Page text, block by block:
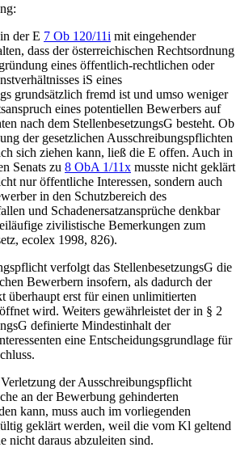
der E 7 Ob 120/11i mit eingehender
dass der österreichischen Rechtsordnung
eines öffentlich-rechtlichen oder
iS eines
grundsätzlich fremd ist und umso weniger
eines potentiellen Bewerbers auf
nach dem StellenbesetzungsG besteht. Ob
der gesetzlichen Ausschreibungspflichten
sich ziehen kann, ließ die E offen. Auch in
Senats zu 8 ObA 1/11x musste nicht geklärt
nur öffentliche Interessen, sondern auch
in den Schutzbereich des
und Schadenersatzansprüche denkbar
zivilistische Bemerkungen zum
, ecolex 1998, 826).
verfolgt das StellenbesetzungsG die
Bewerbern insofern, als dadurch der
überhaupt erst für einen unlimitierten
wird. Weiters gewährleistet der in § 2
definierte Mindestinhalt der
eine Entscheidungsgrundlage für
der Ausschreibungspflicht
an der Bewerbung gehinderten
kann, muss auch im vorliegenden
geklärt werden, weil die vom Kl geltend
nicht daraus abzuleiten sind.